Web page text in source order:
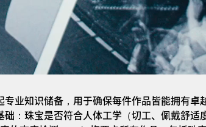
业知识储备，用于确保每件作品皆能拥有
础：珠宝是否符合人体工学（切工、佩戴舒